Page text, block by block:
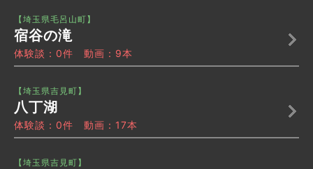
【埼玉県毛呂山町】
宿谷の滝
体験談：0件 動画：9本
【埼玉県吉見町】
八丁湖
体験談：0件 動画：17本
【埼玉県吉見町】